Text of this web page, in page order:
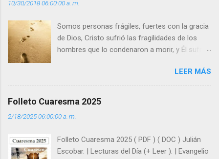
o
s
10/30/2018 06:00:00 a. m.
Somos personas frágiles, fuertes con la gracia
de Dios, Cristo sufrió las fragilidades de los
hombres que lo condenaron a morir, y Él sufrió
enseña Jesucristo? Que, si seguimos sus
huellas, sin ser superhombres, podemos
afrontar las adversidades con la fuerza y la luz
siempre está pendiente de nosotros. Amar es
y protegidos por nosotros. “ Señor, soy un
árbol sin frutos, pero tú me das la savia para
LEER MÁS
Folleto Cuaresma 2025
2/18/2025 06:00:00 a. m.
Folleto Cuaresma 2025 ( PDF ) ( DOC ) Julián
Escobar. | Lecturas del Día (+ Leer ). | Evangelio